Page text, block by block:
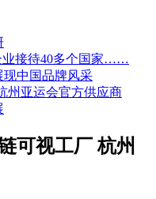
业接待40多个国家……
中国品牌风采
州亚运会官方供应商
可视工厂 杭州